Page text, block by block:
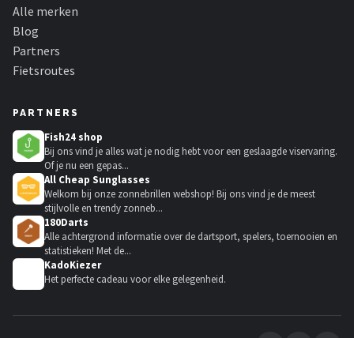
Alle merken
Blog
Partners
Fietsroutes
PARTNERS
Fish24 shop
Bij ons vind je alles wat je nodig hebt voor een geslaagde viservaring.
Of je nu een gepas...
All Cheap Sunglasses
Welkom bij onze zonnebrillen webshop! Bij ons vind je de meest
stijlvolle en trendy zonneb...
180Darts
Alle achtergrond informatie over de dartsport, spelers, toernooien en
statistieken! Met de...
KadoKiezer
Het perfecte cadeau voor elke gelegenheid.